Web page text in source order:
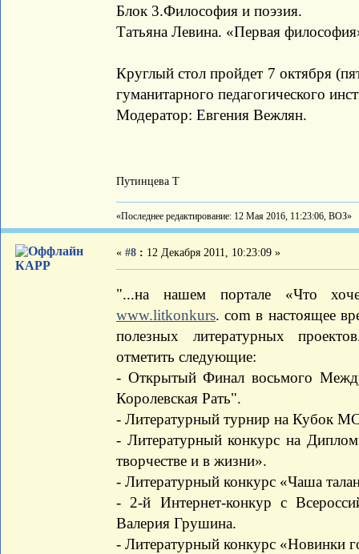
Блок 3.Философия и поэзия.
Татьяна Левина. «Первая
Круглый стол пройдет 7 октября
гуманитарного педагогического
Модератор: Евгения Вежлян.
Путинцева Т
«Последнее редактирование: 12 Мая 2016, 11:23:06, ВОЗ»
КАРР
« #8 : 12 Декабря 2011, 10:23:09 »
"...на нашем портале «Что
www.litkonkurs. com в настоящее
полезных литературных
отметить следующие:
- Открытый Финал восьмого
Королевская Рать".
- Литературный турнир на Кубок
- Литературный конкурс на
творчестве и в жизни».
- Литературный конкурс «Чаша
- 2-й Интернет-конкур с
Валерия Грушина.
- Литературный конкурс «Новинки